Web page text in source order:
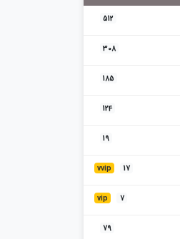
512
308
185
124
19
vvip 17
vip 7
79